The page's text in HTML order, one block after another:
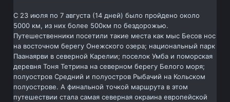
C 23 июля по 7 августа (14 дней) было пройдено около
5000 км, из них более 500км по бездорожью.
Путешественники посетили такие места как мыс Бесов нос
на восточном берегу Онежского озера; национальный парк
Паанаярви в северной Карелии; поселок Умба и поморская
деревня Тоня Тетрина на северном берегу Белого моря;
полуостров Средний и полуостров Рыбачий на Кольском
полуострове. А финальной точкой маршрута в этом
путешествии стала самая северная окраина европейской